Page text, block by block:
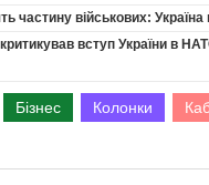
частину військових:
вступ України в
Бізнес Колонки